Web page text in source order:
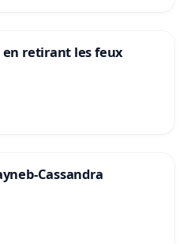
retirant les feux
Cassandra